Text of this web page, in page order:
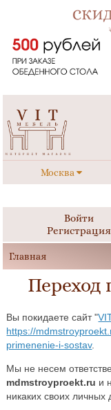
Москва
Войти
Регистрация
Переход
Вы покидаете сайт "
https://
primenenie-i-sostav.
Мы не несем
mdmstroyproekt.ru и
никаких своих личных